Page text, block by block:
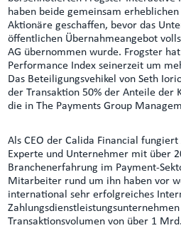
haben beide gemeinsam
Aktionäre geschaffen, bevor das
öffentlichen Übernahmeangebot
AG übernommen wurde. Frogster
Performance Index seinerzeit um
Das Beteiligungsvehikel von Seth
der Transaktion 50% der Anteile der
die in The Payments Group
Als CEO der Calida Financial fungiert
Experte und Unternehmer mit über
Branchenerfahrung im Payment-
Mitarbeiter rund um ihn haben vor
international sehr erfolgreiches
Transaktionsvolumen von über 1